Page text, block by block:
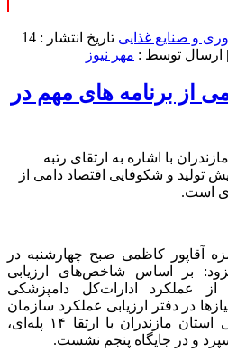
و صنایع غذایی
تاریخ انتشار : 14
| ارسال توسط : مهر نیوز
از برنامه های مهم در
با اشاره به ارتقای رتبه
تولید و شکوفایی اقتصاد دامی از
است.
آقاپور کاظمی صبح چهارشنبه در
بر اساس شاخص‌های ارزیابی
عملکرد ادارات‌کل دامپزشکی
در دفتر ارزیابی عملکرد سازمان
دامپزشکی کشور، دامپزشکی استان مازندران با ارتقا ۱۴ پله‌ای،
و در جایگاه پنجم نشست.